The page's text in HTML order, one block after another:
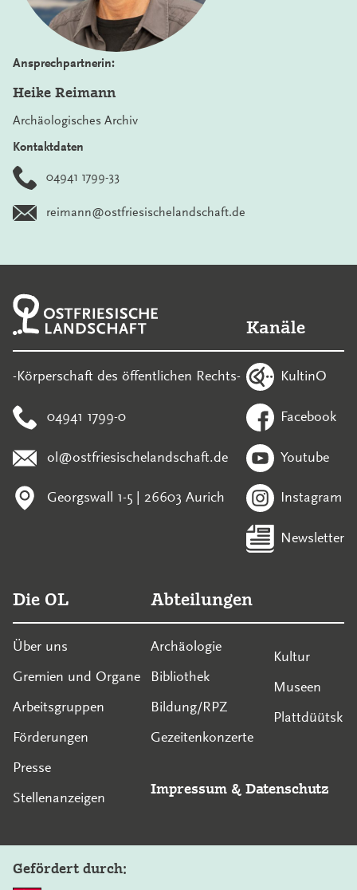
Ansprechpartnerin:
Heike Reimann
Archäologisches Archiv
Kontaktdaten
04941 1799-33
reimann@ostfriesischelandschaft.de
-Körperschaft des öffentlichen Rechts-
04941 1799-0
ol@ostfriesischelandschaft.de
Georgswall 1-5 | 26603 Aurich
Kanäle
KultinO
Facebook
Youtube
Instagram
Newsletter
Die OL
Über uns
Gremien und Organe
Arbeitsgruppen
Förderungen
Presse
Stellenanzeigen
Abteilungen
Archäologie
Bibliothek
Bildung/RPZ
Gezeitenkonzerte
Kultur
Museen
Plattdüütsk
Impressum & Datenschutz
Gefördert durch: